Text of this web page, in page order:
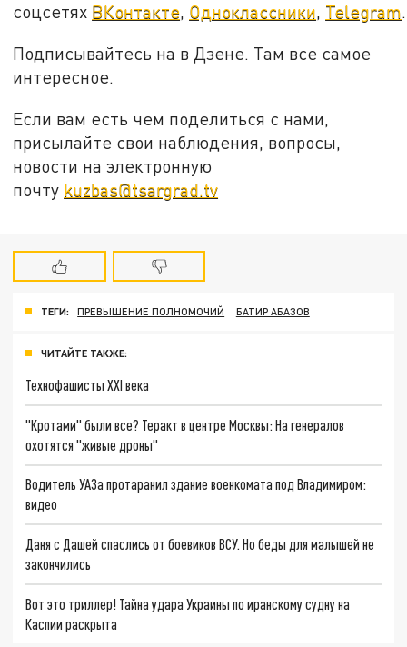
соцсетях ВКонтакте, Одноклассники, Telegram.
Подписывайтесь на в Дзене. Там все самое
интересное.
Если вам есть чем поделиться с нами,
присылайте свои наблюдения, вопросы,
новости на электронную
почту kuzbas@tsargrad.tv
ТЕГИ: ПРЕВЫШЕНИЕ ПОЛНОМОЧИЙ БАТИР АБАЗОВ
ЧИТАЙТЕ ТАКЖЕ:
Технофашисты XXI века
"Кротами" были все? Теракт в центре Москвы: На генералов
охотятся "живые дроны"
Водитель УАЗа протаранил здание военкомата под Владимиром:
видео
Даня с Дашей спаслись от боевиков ВСУ. Но беды для малышей не
закончились
Вот это триллер! Тайна удара Украины по иранскому судну на
Каспии раскрыта